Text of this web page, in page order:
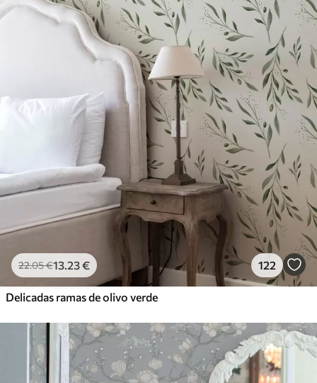
22.05€13.23€ 122
Delicadas ramas de olivo verde